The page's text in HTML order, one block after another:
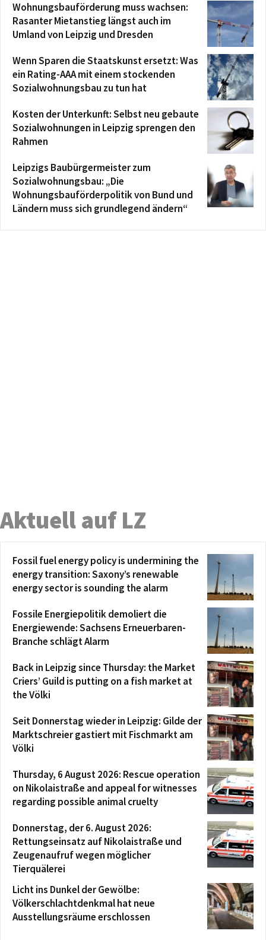
Wohnungsbauförderung muss wachsen:
Rasanter Mietanstieg längst auch im
Umland von Leipzig und Dresden
Wenn Sparen die Staatskunst ersetzt: Was
ein Rating-AAA mit einem stockenden
Sozialwohnungsbau zu tun hat
Kosten der Unterkunft: Selbst neu gebaute
Sozialwohnungen in Leipzig sprengen den
Rahmen
Leipzigs Baubürgermeister zum
Sozialwohnungsbau: „Die
Wohnungsbauförderpolitik von Bund und
Ländern muss sich grundlegend ändern“
Aktuell auf LZ
Fossil fuel energy policy is undermining the
energy transition: Saxony’s renewable
energy sector is sounding the alarm
Fossile Energiepolitik demoliert die
Energiewende: Sachsens Erneuerbaren-
Branche schlägt Alarm
Back in Leipzig since Thursday: the Market
Criers’ Guild is putting on a fish market at
the Völki
Seit Donnerstag wieder in Leipzig: Gilde der
Marktschreier gastiert mit Fischmarkt am
Völki
Thursday, 6 August 2026: Rescue operation
on Nikolaistraße and appeal for witnesses
regarding possible animal cruelty
Donnerstag, der 6. August 2026:
Rettungseinsatz auf Nikolaistraße und
Zeugenaufruf wegen möglicher
Tierquälerei
Licht ins Dunkel der Gewölbe:
Völkerschlachtdenkmal hat neue
Ausstellungsräume erschlossen